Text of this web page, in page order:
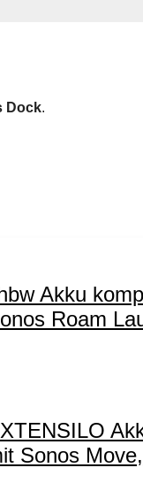
Dock.
Akku
Roam
Sonos